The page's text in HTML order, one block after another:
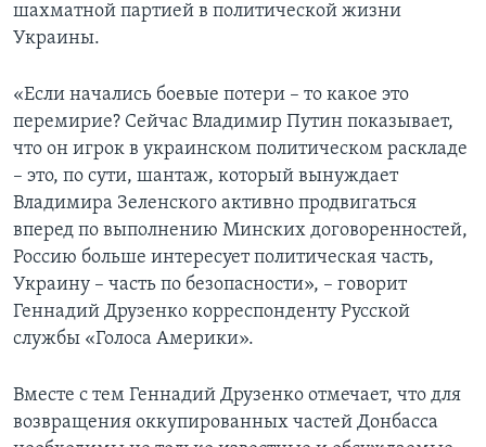
шахматной партией в политической жизни
Украины.
«Если начались боевые потери – то какое это
перемирие? Сейчас Владимир Путин показывает,
что он игрок в украинском политическом раскладе
– это, по сути, шантаж, который вынуждает
Владимира Зеленского активно продвигаться
вперед по выполнению Минских договоренностей,
Россию больше интересует политическая часть,
Украину – часть по безопасности», – говорит
Геннадий Друзенко корреспонденту Русской
службы «Голоса Америки».
Вместе с тем Геннадий Друзенко отмечает, что для
возвращения оккупированных частей Донбасса